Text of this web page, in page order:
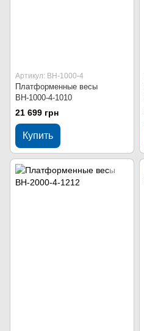
Артикул: ВН-1000-4
Платформенные весы
ВН-1000-4-1010
21 699 грн
Купить